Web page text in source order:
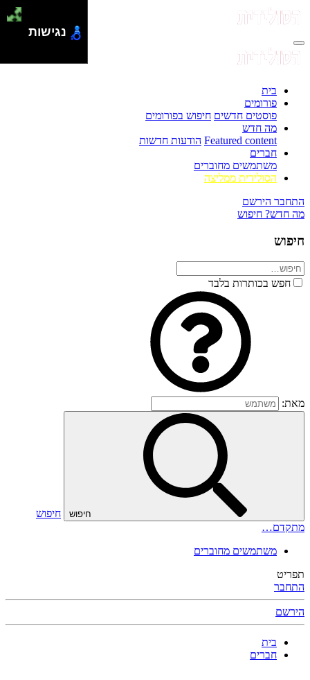
בית
פורומים
פוסטים חדשים חיפוש בפורומים
מה חדש
Featured content הודעות חדשות
חברים
משתמשים מחוברים
הסולידית ממליצה
התחבר הירשם
מה חדש? חיפוש
חיפוש
חפש בכותרות בלבד
מאת:
חיפוש
חיפוש
מתקדם…
משתמשים מחוברים
תפריט
התחבר
הירשם
בית
חברים
נגישות